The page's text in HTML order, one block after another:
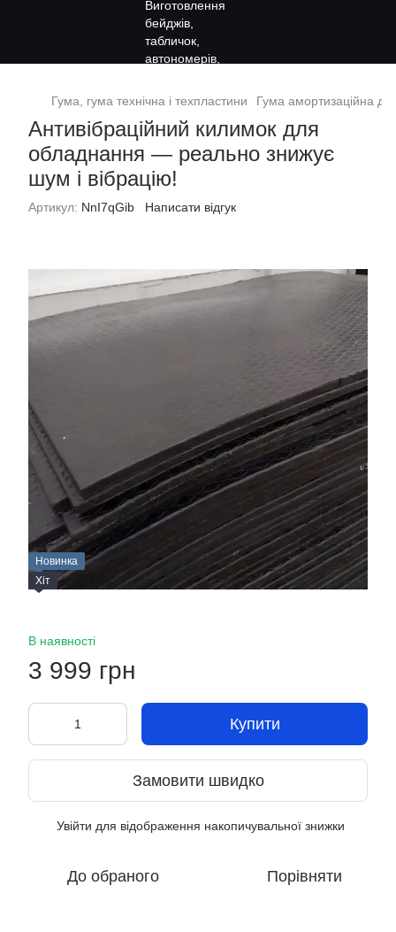
Гума, гума технічна і техпластини Гума амортизаційна
Антивібраційний килимок для
обладнання — реально знижує
шум і вібрацію!
Артикул: NnI7qGib Написати відгук
Новинка
Хіт
В наявності
3 999 грн
Купити
Замовити швидко
Увійти для відображення накопичувальної знижки
До обраного Порівняти